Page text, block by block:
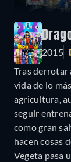
2015
Tras derrotar
vida de lo
agricultura,
seguir
como gran
hacen cosas
Vegeta pasa